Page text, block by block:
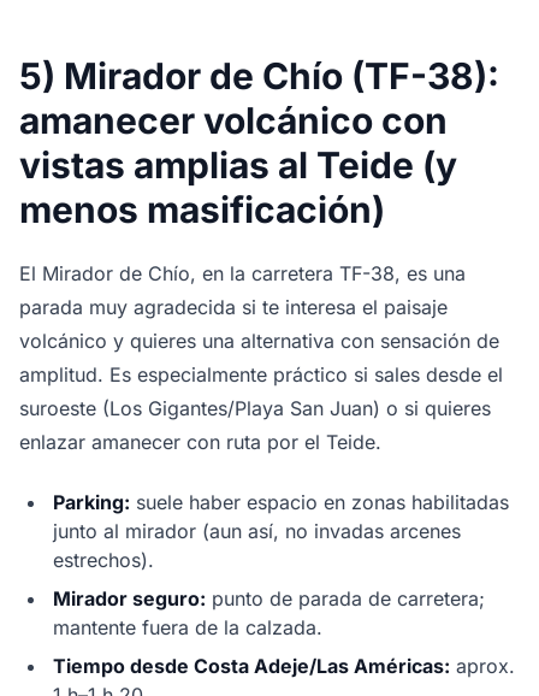
5) Mirador de Chío (TF-38):
amanecer volcánico con
vistas amplias al Teide (y
menos masificación)
El Mirador de Chío, en la carretera TF-38, es una
parada muy agradecida si te interesa el paisaje
volcánico y quieres una alternativa con sensación de
amplitud. Es especialmente práctico si sales desde el
suroeste (Los Gigantes/Playa San Juan) o si quieres
enlazar amanecer con ruta por el Teide.
Parking: suele haber espacio en zonas habilitadas
junto al mirador (aun así, no invadas arcenes
estrechos).
Mirador seguro: punto de parada de carretera;
mantente fuera de la calzada.
Tiempo desde Costa Adeje/Las Américas: aprox.